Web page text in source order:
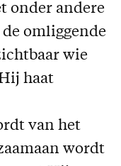
onder andere
omliggende
wie
haat
van het
wordt